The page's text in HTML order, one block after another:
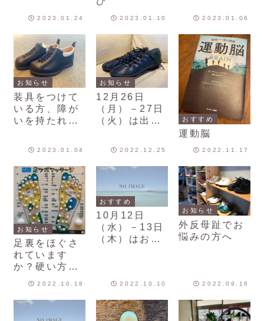
2023.01.24 2023.01.10 2023.01.06
お知らせ
装具をつけて
いる方、障が
いを持たれて
2023.01.04
お知らせ
12月26日
（月）－27日
（火）は出張
だきます。
2022.12.25
おすすめ
運動脳
2022.11.17
お知らせ
足裏をほぐさ
れています
か？硬い方が
多いです2022.10.18
おすすめ
10月12日
（水）－13日
（木）はお休
2022.10.10
お知らせ
外反母趾でお
悩みの方へ
2022.09.16